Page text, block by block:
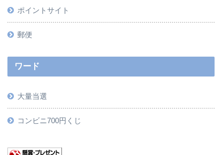
ポイントサイト
郵便
ワード
大量当選
コンビニ700円くじ